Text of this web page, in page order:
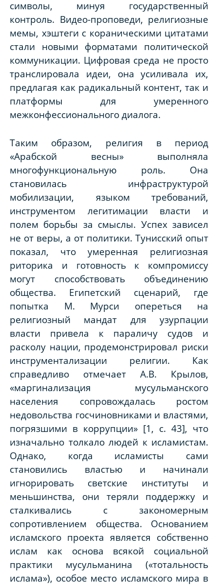
символы, минуя государственный
контроль. Видео-проповеди, религиозные
мемы, хэштеги с кораническими цитатами
стали новыми форматами политической
коммуникации. Цифровая среда не просто
транслировала идеи, она усиливала их,
предлагая как радикальный контент, так и
платформы для умеренного
межконфессионального диалога.
Таким образом, религия в период
«Арабской весны» выполняла
многофункциональную роль. Она
становилась инфраструктурой
мобилизации, языком требований,
инструментом легитимации власти и
полем борьбы за смыслы. Успех зависел
не от веры, а от политики. Тунисский опыт
показал, что умеренная религиозная
риторика и готовность к компромиссу
могут способствовать объединению
общества. Египетский сценарий, где
попытка М. Мурси опереться на
религиозный мандат для узурпации
власти привела к параличу судов и
расколу нации, продемонстрировал риски
инструментализации религии. Как
справедливо отмечает А.В. Крылов,
«маргинализация мусульманского
населения сопровождалась ростом
недовольства госчиновниками и властями,
погрязшими в коррупции» [1, с. 43], что
изначально толкало людей к исламистам.
Однако, когда исламисты сами
становились властью и начинали
игнорировать светские институты и
меньшинства, они теряли поддержку и
сталкивались с закономерным
сопротивлением общества. Основанием
исламского проекта является собственно
ислам как основа всякой социальной
практики мусульманина («тотальность
ислама»), особое место исламского мира в